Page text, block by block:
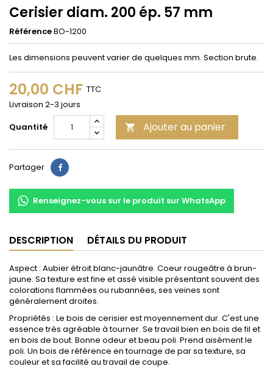
Cerisier diam. 200 ép. 57 mm
RéférenceBO-1200
Les dimensions peuvent varier de quelques mm. Section brute.
20,00 CHF TTC
Livraison 2-3 jours
Quantité
 Ajouter au panier
Partager Partager
Renseignez-vous sur le produit sur WhatsApp
DESCRIPTION DÉTAILS DU PRODUIT
Aspect : Aubier étroit blanc-jaunâtre. Coeur rougeâtre à brun-
jaune. Sa texture est fine et assé visible présentant souvent des
colorations flammées ou rubannées, ses veines sont
généralement droites.
Propriétés : Le bois de cerisier est moyennement dur. C'est une
essence très agréable à tourner. Se travail bien en bois de fil et
en bois de bout. Bonne odeur et beau poli. Prend aisément le
poli. Un bois de référence en tournage de par sa texture, sa
couleur et sa facilité au travail de coupe.